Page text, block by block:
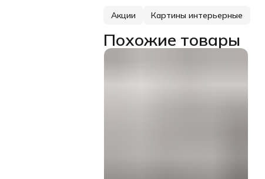
Акции Картины интерьерные
Похожие товары